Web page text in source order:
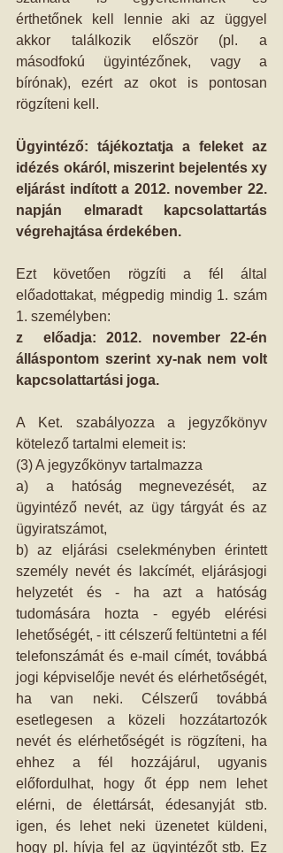
érthetőnek kell lennie aki az üggyel
akkor találkozik először (pl. a
másodfokú ügyintézőnek, vagy a
bírónak), ezért az okot is pontosan
rögzíteni kell.
Ügyintéző: tájékoztatja a feleket az
idézés okáról, miszerint bejelentés xy
eljárást indított a 2012. november 22.
napján elmaradt kapcsolattartás
végrehajtása érdekében.
Ezt követően rögzíti a fél által
előadottakat, mégpedig mindig 1. szám
1. személyben:
z  előadja: 2012. november 22-én
álláspontom szerint xy-nak nem volt
kapcsolattartási joga.
A Ket. szabályozza a jegyzőkönyv
kötelező tartalmi elemeit is:
(3) A jegyzőkönyv tartalmazza
a) a hatóság megnevezését, az
ügyintéző nevét, az ügy tárgyát és az
ügyiratszámot,
b) az eljárási cselekményben érintett
személy nevét és lakcímét, eljárásjogi
helyzetét és - ha azt a hatóság
tudomására hozta - egyéb elérési
lehetőségét, - itt célszerű feltüntetni a fél
telefonszámát és e-mail címét, továbbá
jogi képviselője nevét és elérhetőségét,
ha van neki. Célszerű továbbá
esetlegesen a közeli hozzátartozók
nevét és elérhetőségét is rögzíteni, ha
ehhez a fél hozzájárul, ugyanis
előfordulhat, hogy őt épp nem lehet
elérni, de élettársát, édesanyját stb.
igen, és lehet neki üzenetet küldeni,
hogy pl. hívja fel az ügyintézőt stb. Ez